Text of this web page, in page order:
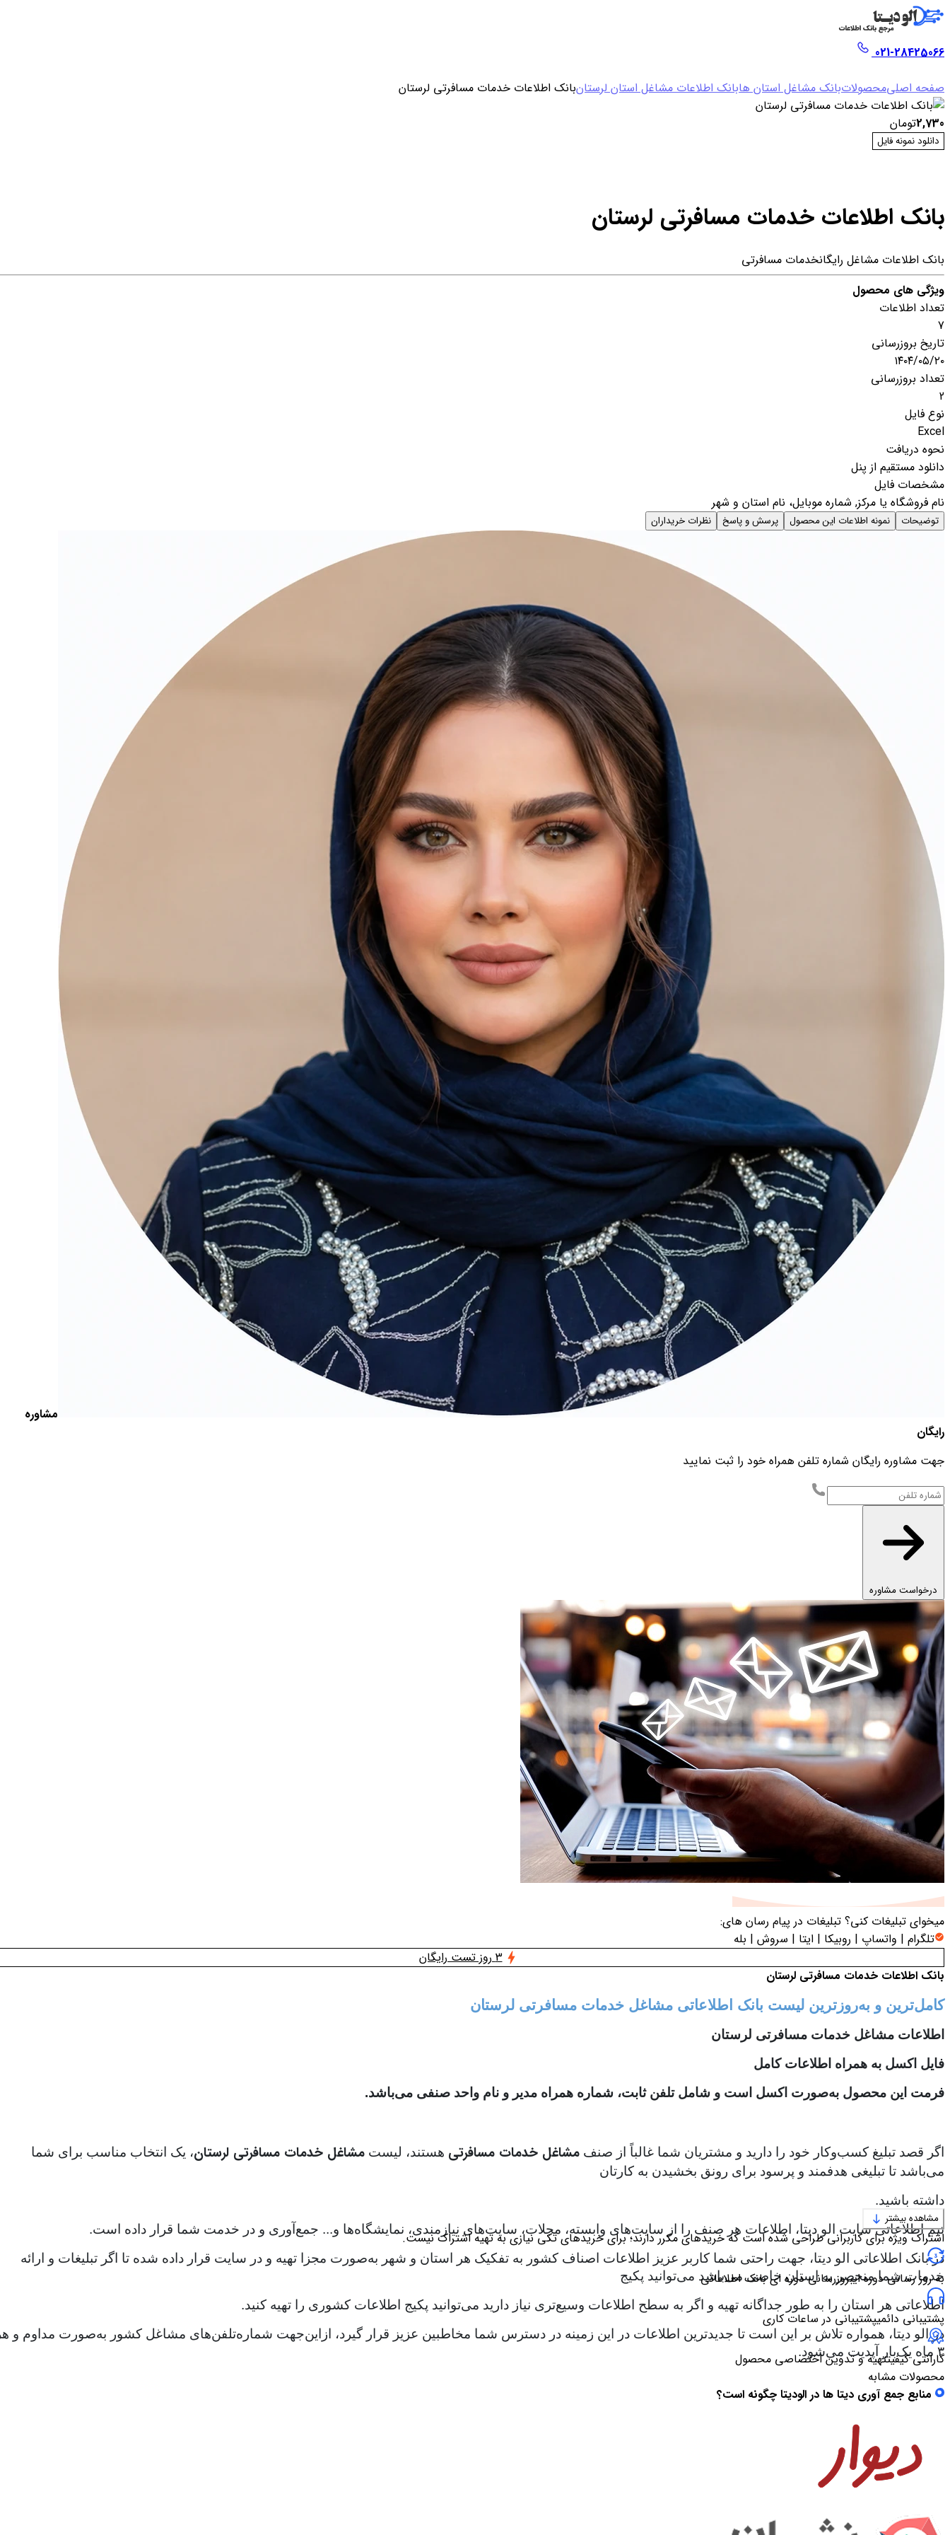
021-28425066
صفحه اصلیمحصولاتبانک مشاغل استان هابانک اطلاعات مشاغل استان لرستانبانک اطلاعات خدمات مسافرتی لرستان
2,730تومان
دانلود نمونه فایل
بانک اطلاعات خدمات مسافرتی لرستان
بانک اطلاعات مشاغل رایگانخدمات مسافرتی
ویژگی های محصول
تعداد اطلاعات
7
تاریخ بروزرسانی
۱۴۰۴/۰۵/۲۰
تعداد بروزرسانی
2
نوع فایل
Excel
نحوه دریافت
دانلود مستقیم از پنل
مشخصات فایل
نام فروشگاه یا مرکز, شماره موبایل، نام استان و شهر
توضیحات نمونه اطلاعات این محصول پرسش و پاسخ نظرات خریداران
مشاوره
رایگان
جهت مشاوره رایگان شماره تلفن همراه خود را ثبت نمایید
درخواست مشاوره
میخوای تبلیغات کنی؟ تبلیغات در پیام رسان های:
تلگرام | واتساپ | روبیکا | ایتا | سروش | بله
3 روز تست رایگان
بانک اطلاعات خدمات مسافرتی لرستان
کامل‌ترین و به‌روزترین لیست بانک اطلاعاتی مشاغل خدمات مسافرتی لرستان
اطلاعات مشاغل خدمات مسافرتی لرستان
فایل اکسل به همراه اطلاعات کامل
فرمت این محصول به‌صورت اکسل است و شامل تلفن ثابت، شماره همراه مدیر و نام واحد صنفی می‌باشد.
اگر قصد تبلیغ کسب‌وکار خود را دارید و مشتریان شما غالباً از صنف مشاغل خدمات مسافرتی هستند، لیست مشاغل خدمات مسافرتی لرستان، یک انتخاب مناسب برای شما
می‌باشد تا تبلیغی هدفمند و پرسود برای رونق بخشیدن به کارتان
داشته باشید.
تیم اطلاعاتی سایت الو دیتا، اطلاعات هر صنف را از سایت‌های وابسته، مجلات، سایت‌های نیازمندی، نمایشگاه‌ها و... جمع‌آوری و در خدمت شما قرار داده است.
در بانک اطلاعاتی الو دیتا، جهت راحتی شما کاربر عزیز اطلاعات اصناف کشور به تفکیک هر استان و شهر به‌صورت مجزا تهیه و در سایت قرار داده شده تا اگر تبلیغات و ارائه
خدمات شما منحصر به استان خاصی می‌باشد می‌توانید پکیج
اطلاعاتی هر استان را به طور جداگانه تهیه و اگر به سطح اطلاعات وسیع‌تری نیاز دارید می‌توانید پکیج اطلاعات کشوری را تهیه کنید.
در الو دیتا، همواره تلاش بر این است تا جدیدترین اطلاعات در این زمینه در دسترس شما مخاطبین عزیز قرار گیرد، ازاین‌جهت شماره‌تلفن‌های مشاغل کشور به‌صورت مداوم و
۳ ماه یک‌بار آپدیت می‌شود.
مشاهده بیشتر
اشتراک ویژه برای کاربرانی طراحی شده است که خریدهای مکرر دارند؛ برای خریدهای تکی نیازی به تهیه اشتراک نیست.
به روز رسانی دوره ایبروزرسانی دوره ای بانک اطلاعاتی
پشتیبانی دائمیپشتیبانی در ساعات کاری
گارانتی کیفیتتهیه و تدوین اختصاصی محصول
محصولات مشابه
منابع جمع آوری دیتا ها در الودیتا چگونه است؟